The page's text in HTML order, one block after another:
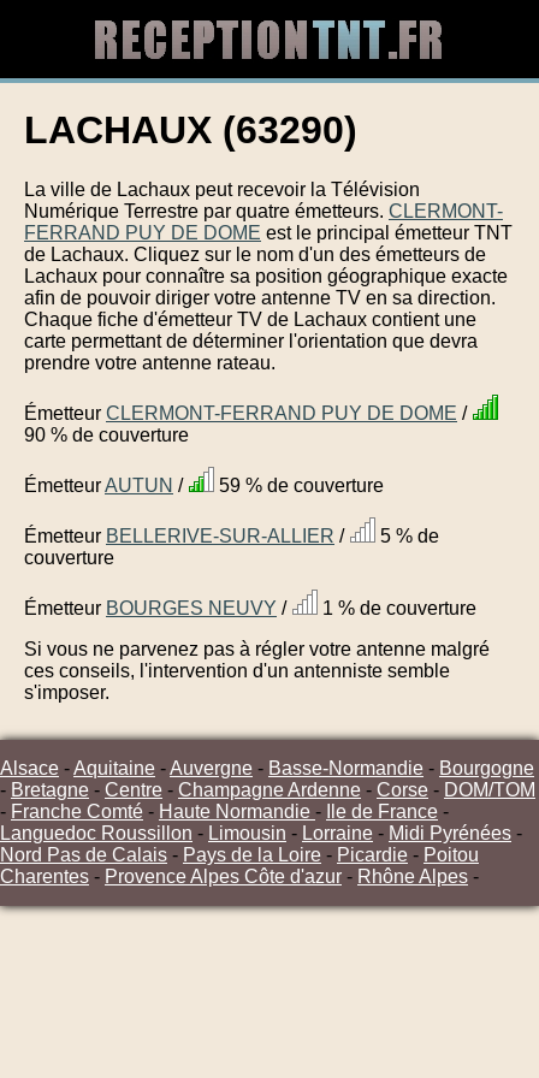
LACHAUX (63290)
La ville de Lachaux peut recevoir la Télévision
Numérique Terrestre par quatre émetteurs. CLERMONT-
FERRAND PUY DE DOME est le principal émetteur TNT
de Lachaux. Cliquez sur le nom d'un des émetteurs de
Lachaux pour connaître sa position géographique exacte
afin de pouvoir diriger votre antenne TV en sa direction.
Chaque fiche d'émetteur TV de Lachaux contient une
carte permettant de déterminer l'orientation que devra
prendre votre antenne rateau.
Émetteur CLERMONT-FERRAND PUY DE DOME /
90 % de couverture
ÉmetteurAUTUN / 59 % de couverture
Émetteur BELLERIVE-SUR-ALLIER /
5 % de
couverture
Émetteur BOURGES NEUVY /
1 % de couverture
Si vous ne parvenez pas à régler votre antenne malgré
ces conseils, l'intervention d'un antenniste semble
s'imposer.
Alsace -Aquitaine -Auvergne - Basse-Normandie - Bourgogne
- Bretagne - Centre - Champagne Ardenne - Corse - DOM/TOM
- Franche Comté - Haute Normandie - Ile de France -
Languedoc Roussillon - Limousin - Lorraine - Midi Pyrénées -
Nord Pas de Calais - Pays de la Loire - Picardie - Poitou
Charentes - Provence Alpes Côte d'azur - Rhône Alpes -